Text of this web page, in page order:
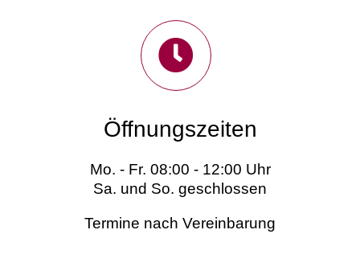
Öffnungszeiten
Mo. - Fr. 08:00 - 12:00 Uhr
Sa. und So. geschlossen
Termine nach Vereinbarung